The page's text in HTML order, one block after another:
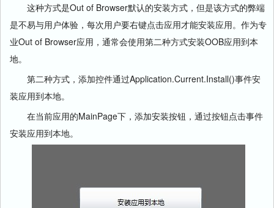
这种方式是Out of Browser默认的安装方式，但是该方式的弊端
是不易与用户体验，每次用户要右键点击应用才能安装应用。作为专
业Out of Browser应用，通常会使用第二种方式安装OOB应用到本
地。
第二种方式，添加控件通过Application.Current.Install()事件安
装应用到本地。
在当前应用的MainPage下，添加安装按钮，通过按钮点击事件
安装应用到本地。